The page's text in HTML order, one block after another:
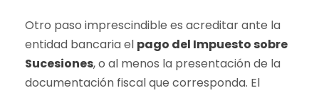
Otro paso imprescindible es acreditar ante la
entidad bancaria el pago del Impuesto sobre
Sucesiones, o al menos la presentación de la
documentación fiscal que corresponda. El